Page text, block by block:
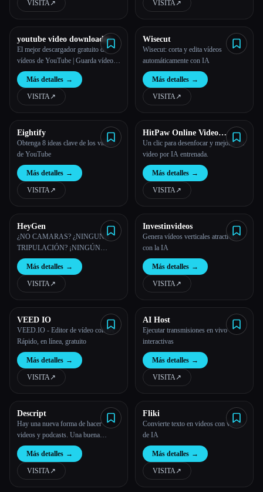
VISITA↗︎ VISITA↗︎
youtube video downloader
El mejor descargador gratuito de
vídeos de YouTube | Guarda vídeos
en HD y 4K
Más detalles →
VISITA↗︎
Wisecut
Wisecut: corta y edita vídeos
automáticamente con IA
Más detalles →
VISITA↗︎
Eightify
Obtenga 8 ideas clave de los videos
de YouTube
Más detalles →
VISITA↗︎
HitPaw Online Video
Enhancer
Un clic para desenfocar y mejorar su
video por IA entrenada.
Más detalles →
VISITA↗︎
HeyGen
¿NO CAMARAS? ¿NINGUNA
TRIPULACIÓN? ¡NINGÚN
PROBLEMA! Escale su producción
de vídeo con avatares de IA
personalizables
Más detalles →
VISITA↗︎
Investinvideos
Genera vídeos verticales atractivos
con la IA
Más detalles →
VISITA↗︎
VEED IO
VEED.IO - Editor de vídeo con IA -
Rápido, en línea, gratuito
Más detalles →
VISITA↗︎
AI Host
Ejecutar transmisiones en vivo
interactivas
Más detalles →
VISITA↗︎
Descript
Hay una nueva forma de hacer
videos y podcasts. Una buena
manera.
Más detalles →
VISITA↗︎
Fliki
Convierte texto en videos con voces
de IA
Más detalles →
VISITA↗︎